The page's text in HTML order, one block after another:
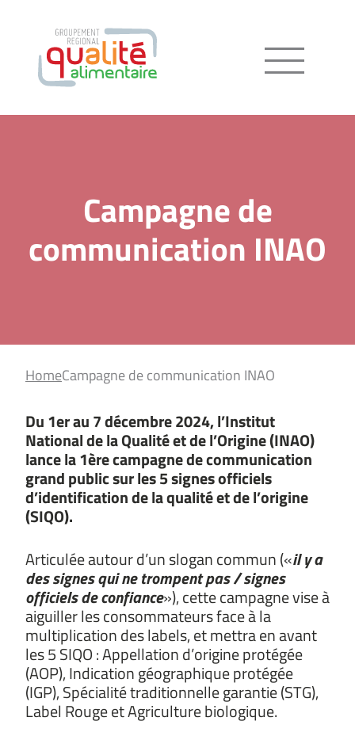
Menu
Campagne de
communication INAO
HomeCampagne de communication INAO
Du 1er au 7 décembre 2024, l’Institut
National de la Qualité et de l’Origine (INAO)
lance la 1ère campagne de communication
grand public sur les 5 signes officiels
d’identification de la qualité et de l’origine
(SIQO).
Articulée autour d’un slogan commun («il y a
des signes qui ne trompent pas / signes
officiels de confiance»), cette campagne vise à
aiguiller les consommateurs face à la
multiplication des labels, et mettra en avant
les 5 SIQO : Appellation d’origine protégée
(AOP), Indication géographique protégée
(IGP), Spécialité traditionnelle garantie (STG),
Label Rouge et Agriculture biologique.